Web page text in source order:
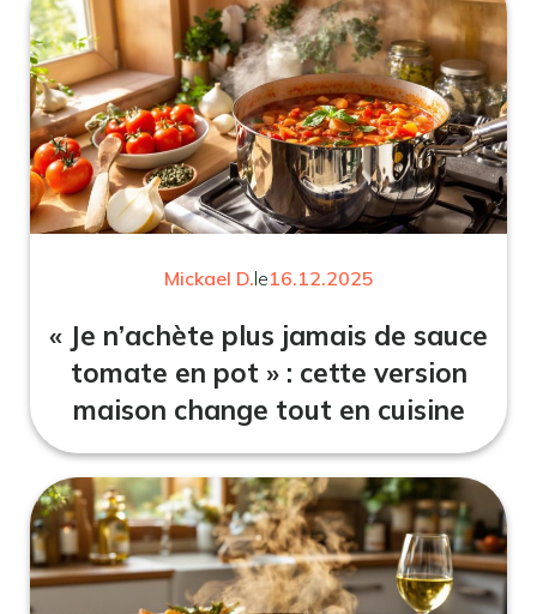
Mickael D.le16.12.2025
« Je n’achète plus jamais de sauce
tomate en pot » : cette version
maison change tout en cuisine